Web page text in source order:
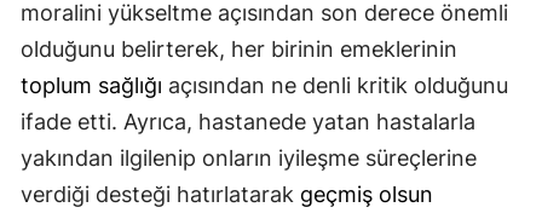
Hatay
Isparta
Mersin
İstanbul
moralini yükseltme açısından son derece önemli
olduğunu belirterek, her birinin emeklerinin
toplum sağlığı açısından ne denli kritik olduğunu
ifade etti. Ayrıca, hastanede yatan hastalarla
yakından ilgilenip onların iyileşme süreçlerine
verdiği desteği hatırlatarak geçmiş olsun